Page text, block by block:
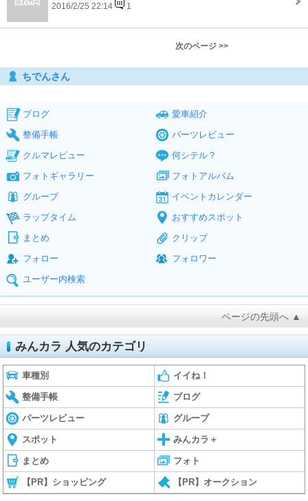
2016/2/25 22:14 1
次のページ >>
ちでんさん
ブログ
愛車紹介
整備手帳
パーツレビュー
クルマレビュー
何シテル？
フォトギャラリー
フォトアルバム
グループ
イベントカレンダー
ラップタイム
おすすめスポット
まとめ
クリップ
フォロー
フォロワー
ユーザー内検索
ページの先頭へ ▲
みんカラ 人気のカテゴリ
車種別 イイね！
整備手帳 ブログ
パーツレビュー グループ
スポット みんカラ＋
まとめ フォト
【PR】ショッピング 【PR】オークション